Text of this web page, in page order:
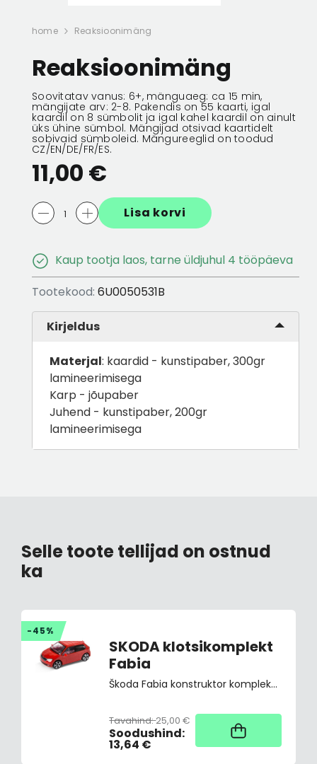
home Reaksioonimäng
Reaksioonimäng
Soovitatav vanus: 6+, mänguaeg: ca 15 min,
mängijate arv: 2-8. Pakendis on 55 kaarti, igal
kaardil on 8 sümbolit ja igal kahel kaardil on ainult
üks ühine sümbol. Mängijad otsivad kaartidelt
sobivaid sümboleid. Mängureeglid on toodud
CZ/EN/DE/FR/ES.
11,00 €
Lisa korvi
Kaup tootja laos, tarne üldjuhul 4 tööpäeva
Tootekood: 6U0050531B
Kirjeldus
Materjal: kaardid - kunstipaber, 300gr
lamineerimisega
Karp - jõupaber
Juhend - kunstipaber, 200gr
lamineerimisega
Selle toote tellijad on ostnud
ka
-45%
SKODA klotsikomplekt
Fabia
Škoda Fabia konstruktor komplekt. Mudel mõõtkavas 1:35. Ei sobi alla 3-aastastele lastele. Materjal : ABS plast Värv : punane Mõõdud : pikkus 11cm, laius 6,5cm ja kõrgus 4cm
Tavahind:25,00 €
Soodushind:
13,64 €
5/100
132,56 € 66,28 €